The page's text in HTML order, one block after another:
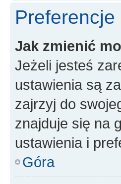
Jak zmienić
Jeżeli jesteś
ustawienia są
zajrzyj do
znajduje się na
ustawienia i
Góra